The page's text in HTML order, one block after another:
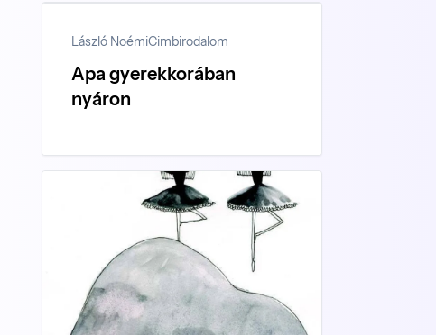
László NoémiCimbirodalom
Apa gyerekkorában
nyáron